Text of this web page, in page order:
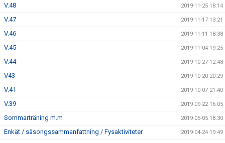
V.48 2019-11-25 18:14
V.47 2019-11-17 13:21
V.46 2019-11-11 18:38
V.45 2019-11-04 19:25
V.44 2019-10-27 12:48
V43 2019-10-20 20:29
V.41 2019-10-07 21:40
V.39 2019-09-22 16:05
Sommarträning m.m 2019-05-05 18:30
Enkät / säsongssammanfattning / Fysaktiviteter 2019-04-24 19:49